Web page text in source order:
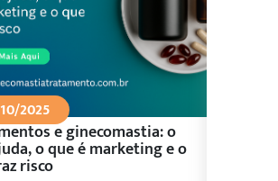
2025
e ginecomastia: o
o que é marketing e o
risco